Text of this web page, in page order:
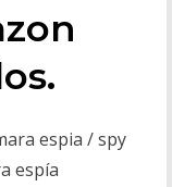
espia / spy
espía